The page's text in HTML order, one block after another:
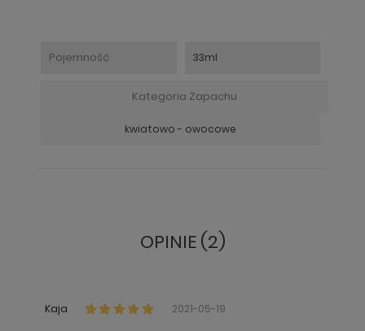
Pojemność 33ml
Kategoria Zapachu
kwiatowo - owocowe
OPINIE (2)
Kaja 2021-05-19